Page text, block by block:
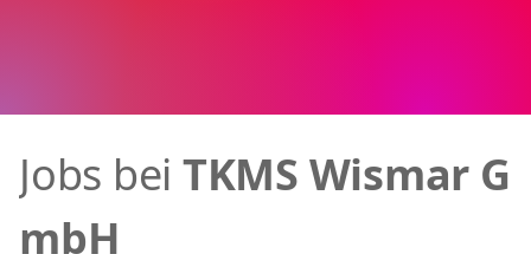
Jobs bei TKMS Wismar G
mbH